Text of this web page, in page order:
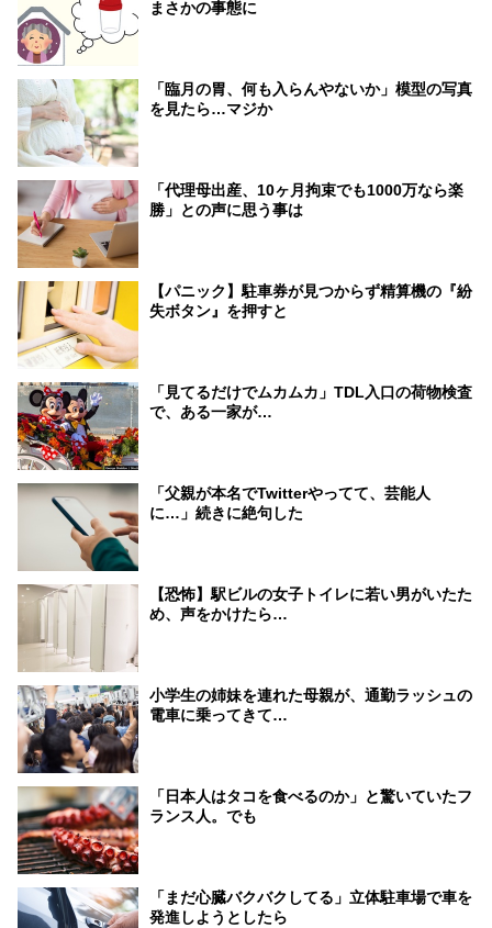
まさかの事態に
「臨月の胃、何も入らんやないか」模型の写真
を見たら…マジか
「代理母出産、10ヶ月拘束でも1000万なら楽
勝」との声に思う事は
【パニック】駐車券が見つからず精算機の『紛
失ボタン』を押すと
「見てるだけでムカムカ」TDL入口の荷物検査
で、ある一家が…
「父親が本名でTwitterやってて、芸能人
に…」続きに絶句した
【恐怖】駅ビルの女子トイレに若い男がいたた
め、声をかけたら…
小学生の姉妹を連れた母親が、通勤ラッシュの
電車に乗ってきて…
「日本人はタコを食べるのか」と驚いていたフ
ランス人。でも
「まだ心臓バクバクしてる」立体駐車場で車を
発進しようとしたら